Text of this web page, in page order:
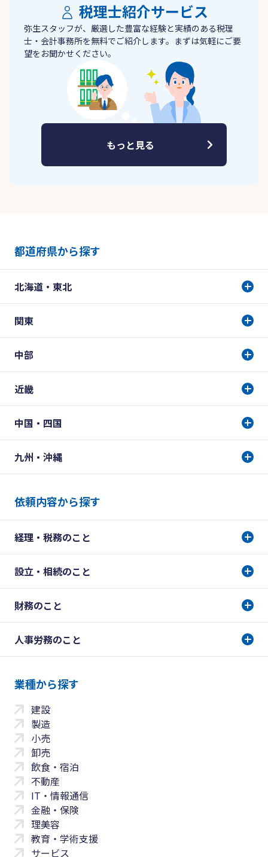
税理士紹介サービス
弥生スタッフが、厳選した豊富な経験と実績のある税理
士・会計事務所を無料でご紹介します。まずは気軽にご要
望をお聞かせください。
もっと見る
都道府県から探す
北海道・東北
関東
中部
近畿
中国・四国
九州・沖縄
依頼内容から探す
経理・税務のこと
設立・相続のこと
財務のこと
人事労務のこと
業種から探す
建設
製造
小売
卸売
飲食・宿泊
不動産
IT・情報通信
金融・保険
理美容
教育・学術支援
サービス